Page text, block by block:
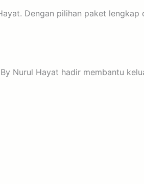
Dengan pilihan paket lengkap
Nurul Hayat hadir membantu